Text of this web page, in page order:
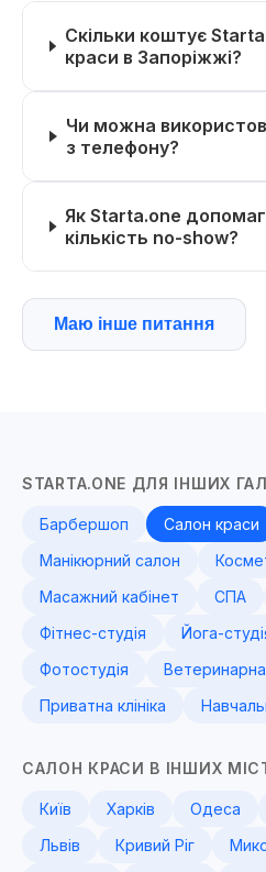
Скільки коштує
краси в Запоріжжі?
Чи можна
з телефону?
Як Starta.one
кількість no-show?
Маю інше питання
STARTA.ONE ДЛЯ ІНШИХ
Барбершоп Салон краси
Манікюрний салон
Масажний кабінет
СПА
Фітнес-студія
Йога-
Фотостудія
Ветеринарна
Приватна клініка
САЛОН КРАСИ В ІНШИХ
Київ Харків Одеса
Львів
Кривий Ріг